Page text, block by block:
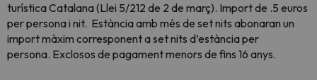
turística Catalana (Llei 5/212 de 2 de març). Import de .5 euros
per persona i nit. Estància amb més de set nits abonaran un
import màxim corresponent a set nits d’estància per
persona. Exclosos de pagament menors de fins 16 anys.